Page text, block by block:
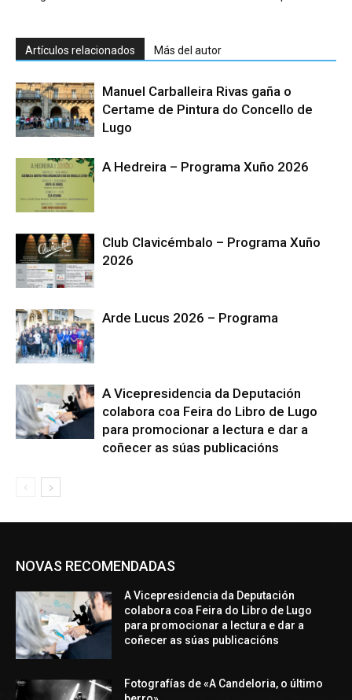
Artículos relacionados Más del autor
Manuel Carballeira Rivas gaña o
Certame de Pintura do Concello de
Lugo
A Hedreira – Programa Xuño 2026
Club Clavicémbalo – Programa Xuño
2026
Arde Lucus 2026 – Programa
A Vicepresidencia da Deputación
colabora coa Feira do Libro de Lugo
para promocionar a lectura e dar a
coñecer as súas publicacións
NOVAS RECOMENDADAS
A Vicepresidencia da Deputación
colabora coa Feira do Libro de Lugo
para promocionar a lectura e dar a
coñecer as súas publicacións
Fotografías de «A Candeloria, o último